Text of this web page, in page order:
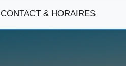
CONTACT & HORAIRES